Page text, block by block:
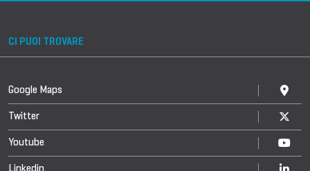
CI PUOI TROVARE
Google Maps
Twitter
Youtube
Linkedin